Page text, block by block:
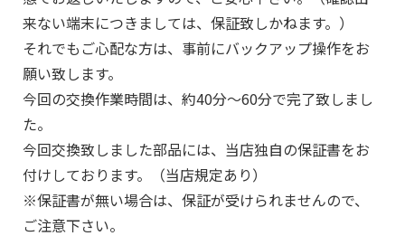
来ない端末につきましては、保証致しかねます。）
それでもご心配な方は、事前にバックアップ操作をお
願い致します。
今回の交換作業時間は、約40分～60分で完了致しまし
た。
今回交換致しました部品には、当店独自の保証書をお
付けしております。（当店規定あり）
※保証書が無い場合は、保証が受けられませんので、
ご注意下さい。